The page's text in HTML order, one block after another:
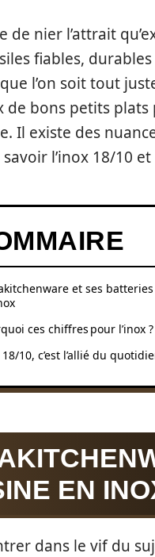
de nier l’attrait
fiables,
que l’on soit tout
de bons petits plats
Il existe des
savoir l’inox 18/10
et ses
ces chiffres pour l’inox ?
10, c’est l’allié du
EN
dans le vif du